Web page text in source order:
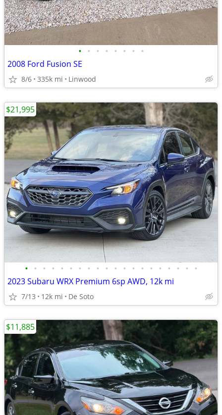
• • • • • • • •
2008 Ford Fusion SE
8/6 335k mi Linwood
• • • • • • • • • • • • • • • • • • • •
2023 Subaru WRX Premium 6sp AWD, 12k mi
7/13 12k mi De Soto
$21,995
$11,885